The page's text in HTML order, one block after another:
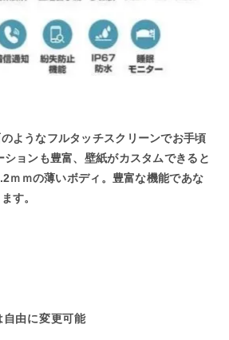
ようなフルタッチスクリーンでお手頃
ションも豊富、壁紙がカスタムできると
ｍｍの薄いボディ。豊富な機能であな
す。
自由に変更可能